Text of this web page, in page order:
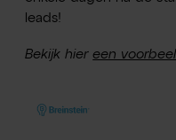
leads!
Bekijk hiereen